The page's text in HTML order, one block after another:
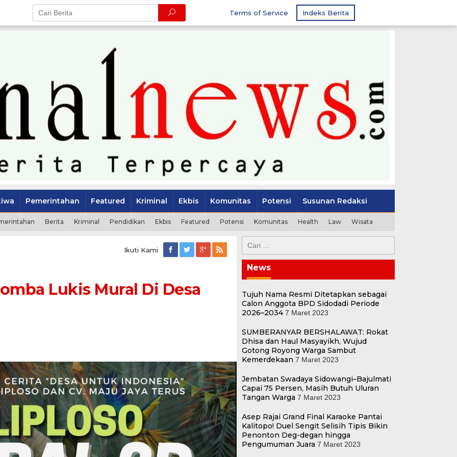
Terms of Service Indeks Berita
Pemerintahan Featured Kriminal Ekbis Komunitas Potensi Susunan Redaksi
Berita Kriminal Pendidikan Ekbis Featured Potensi Komunitas Health Law Wisata
Ikuti Kami
Lukis Mural Di Desa
untuk:
News
Tujuh Nama Resmi Ditetapkan sebagai
Calon Anggota BPD Sidodadi Periode
2026–2034 7 Maret 2023
SUMBERANYAR BERSHALAWAT: Rokat
Dhisa dan Haul Masyayikh, Wujud
Gotong Royong Warga Sambut
Kemerdekaan 7 Maret 2023
Jembatan Swadaya Sidowangi–Bajulmati
Capai 75 Persen, Masih Butuh Uluran
Tangan Warga 7 Maret 2023
Asep Rajai Grand Final Karaoke Pantai
Kalitopo! Duel Sengit Selisih Tipis Bikin
Penonton Deg-degan hingga
Pengumuman Juara 7 Maret 2023